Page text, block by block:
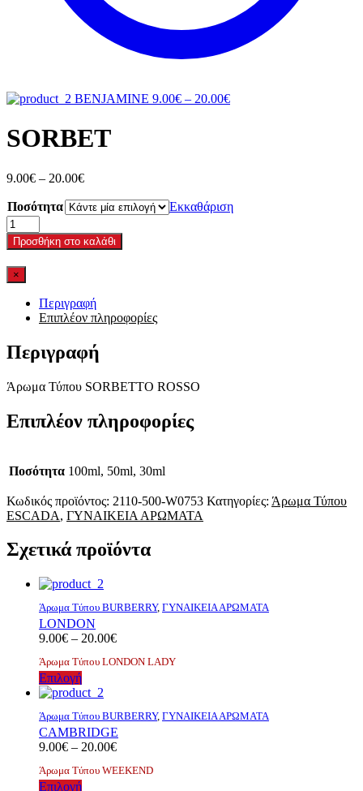
BENJAMINE 9.00€ – 20.00€Price
SORBET
9.00€ – 20.00€Price
9.00€
20.00€
Ποσότητα
Εκκαθάριση
SORBET
ποσότητα
Προσθήκη στο καλάθι
×
Περιγραφή
Επιπλέον πληροφορίες
Περιγραφή
Άρωμα Τύπου SORBETTO ROSSO
Επιπλέον πληροφορίες
Ποσότητα 100ml, 50ml, 30ml
Κωδικός προϊόντος: 2110-500-W0753 Κατηγορίες: Άρωμα Τύπου
ESCADA, ΓΥΝΑΙΚΕΙΑ ΑΡΩΜΑΤΑ
Σχετικά προϊόντα
Άρωμα Τύπου BURBERRY, ΓΥΝΑΙΚΕΙΑ ΑΡΩΜΑΤΑ
LONDON
9.00€ – 20.00€Price
9.00€
Άρωμα Τύπου LONDON LADY
ΕπιλογήΑυτό
το
έχει
πολλαπλές
παραλλαγές.
Οι
επιλογές
Άρωμα Τύπου BURBERRY, ΓΥΝΑΙΚΕΙΑ ΑΡΩΜΑΤΑ
CAMBRIDGE
9.00€ – 20.00€Price
9.00€
Άρωμα Τύπου WEEKEND
ΕπιλογήΑυτό